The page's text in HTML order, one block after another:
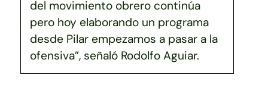
del movimiento obrero continúa
pero hoy elaborando un programa
desde Pilar empezamos a pasar a la
ofensiva”, señaló Rodolfo Aguiar.